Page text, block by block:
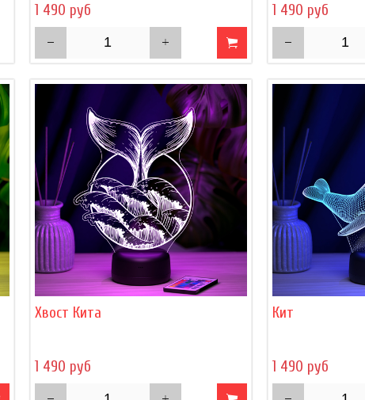
1 490 руб 1 490 руб
Хвост Кита
1 490 руб
Кит
1 490 руб